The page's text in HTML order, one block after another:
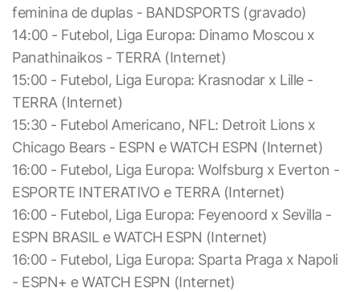
feminina de duplas - BANDSPORTS (gravado)
14:00 - Futebol, Liga Europa: Dinamo Moscou x
Panathinaikos - TERRA (Internet)
15:00 - Futebol, Liga Europa: Krasnodar x Lille -
TERRA (Internet)
15:30 - Futebol Americano, NFL: Detroit Lions x
Chicago Bears - ESPN e WATCH ESPN (Internet)
16:00 - Futebol, Liga Europa: Wolfsburg x Everton -
ESPORTE INTERATIVO e TERRA (Internet)
16:00 - Futebol, Liga Europa: Feyenoord x Sevilla -
ESPN BRASIL e WATCH ESPN (Internet)
16:00 - Futebol, Liga Europa: Sparta Praga x Napoli
- ESPN+ e WATCH ESPN (Internet)